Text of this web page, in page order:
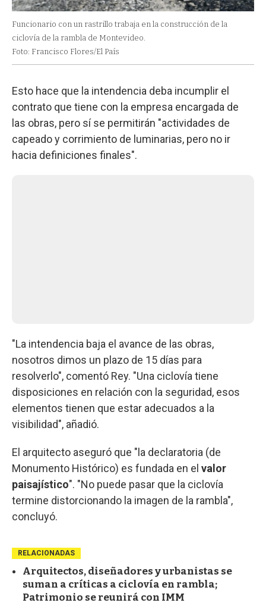
Funcionario con un rastrillo trabaja en la construcción de la
ciclovía de la rambla de Montevideo.
Foto: Francisco Flores/El País
Esto hace que la intendencia deba incumplir el
contrato que tiene con la empresa encargada de
las obras, pero sí se permitirán "actividades de
capeado y corrimiento de luminarias, pero no ir
hacia definiciones finales".
"La intendencia baja el avance de las obras,
nosotros dimos un plazo de 15 días para
resolverlo", comentó Rey. "Una ciclovía tiene
disposiciones en relación con la seguridad, esos
elementos tienen que estar adecuados a la
visibilidad", añadió.
El arquitecto aseguró que "la declaratoria (de
Monumento Histórico) es fundada en el valor
paisajístico". "No puede pasar que la ciclovía
termine distorcionando la imagen de la rambla",
concluyó.
RELACIONADAS
Arquitectos, diseñadores y urbanistas se
suman a críticas a ciclovía en rambla;
Patrimonio se reunirá con IMM